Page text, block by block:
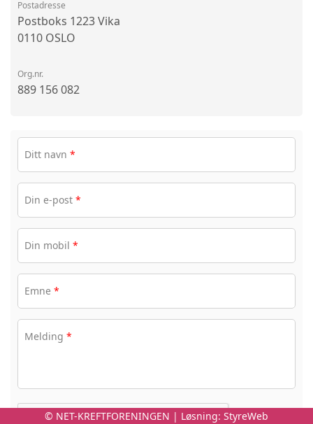
Postadresse
Postboks 1223 Vika
0110 OSLO
Org.nr.
889 156 082
Ditt navn *
Din e-post *
Din mobil *
Emne *
Melding *
© NET-KREFTFORENINGEN | Løsning: StyreWeb